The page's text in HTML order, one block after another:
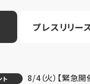
プレスリリー
ト 8/4（火）【緊急